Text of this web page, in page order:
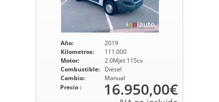
Año:
2019
Kilometros:
111.000
Motor:
2.0Mjet 115cv
Combustible:
Diesel
Cambio:
Manual
Precio : 16.950,00€